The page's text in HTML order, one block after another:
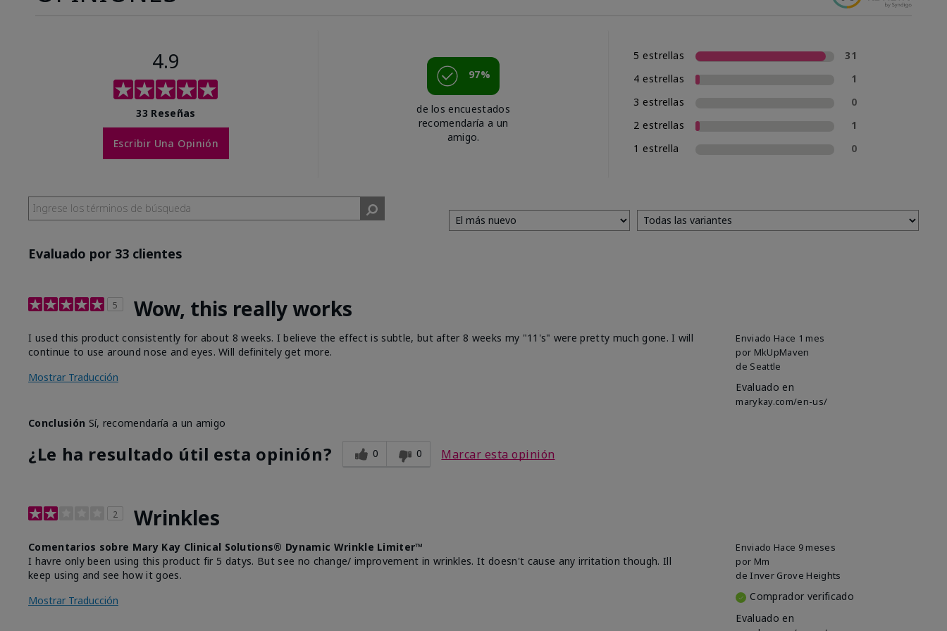
4.9
33 Reseñas
Escribir Una Opinión
97%
de los encuestados
recomendaría a un
amigo.
5 estrellas
31
4 estrellas
1
3 estrellas
0
2 estrellas
1
1 estrella
0
Evaluado por 33 clientes
5 Wow, this really works
Enviado Hace 1 mes
por MkUpMaven
de Seattle
Evaluado en
marykay.com/en-us/
I used this product consistently for about 8 weeks. I believe the effect is subtle, but after 8 weeks my "11's" were pretty much gone. I will
continue to use around nose and eyes. Will definitely get more.
Mostrar Traducción
Conclusión Sí, recomendaría a un amigo
¿Le ha resultado útil esta opinión? 0 0 Marcar esta opinión
2 Wrinkles
Enviado Hace 9 meses
por Mm
de Inver Grove Heights
Comprador verificado
Evaluado en
Comentarios sobre Mary Kay Clinical Solutions® Dynamic Wrinkle Limiter™
I havre only been using this product fir 5 datys. But see no change/ improvement in wrinkles. It doesn't cause any irritation though. Ill
keep using and see how it goes.
Mostrar Traducción